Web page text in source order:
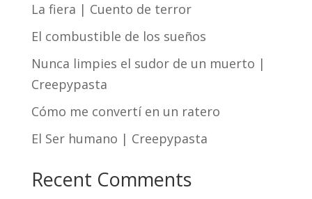
La fiera | Cuento de terror
El combustible de los sueños
Nunca limpies el sudor de un muerto |
Creepypasta
Cómo me convertí en un ratero
El Ser humano | Creepypasta
Recent Comments